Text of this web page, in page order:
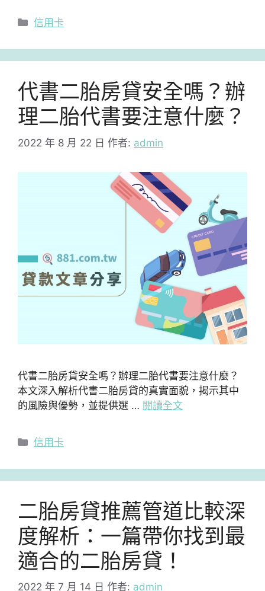
分
信用卡
代書二胎房貸安全嗎？辦
理二胎代書要注意什麼？
2022 年 8 月 22 日 作者: admin
代書二胎房貸安全嗎？辦理二胎代書要注意什麼？
本文深入解析代書二胎房貸的真實面貌，揭示其中
的風險與優勢，並提供選 … 閱讀全文
分
信用卡
二胎房貸推薦管道比較深
度解析：一篇帶你找到最
適合的二胎房貸！
2022 年 7 月 14 日 作者: admin